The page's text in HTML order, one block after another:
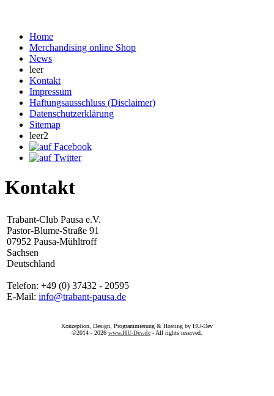
Home
Merchandising online Shop
News
leer
Kontakt
Impressum
Haftungsausschluss (Disclaimer)
Datenschutzerklärung
Sitemap
leer2
Kontakt
Trabant-Club Pausa e.V.
Pastor-Blume-Straße 91
07952 Pausa-Mühltroff
Sachsen
Deutschland
Telefon: +49 (0) 37432 - 20595
E-Mail: info@trabant-pausa.de
Konzeption, Design, Programmierung & Hosting by HU-Dev
©2014 - 2026 www.HU-Dev.de - All rights reserved.